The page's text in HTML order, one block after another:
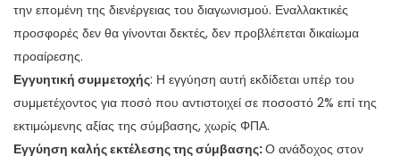
την επομένη της διενέργειας του διαγωνισμού. Εναλλακτικές
προσφορές δεν θα γίνονται δεκτές, δεν προβλέπεται δικαίωμα
προαίρεσης.
Εγγυητική συμμετοχής: Η εγγύηση αυτή εκδίδεται υπέρ του
συμμετέχοντος για ποσό που αντιστοιχεί σε ποσοστό 2% επί της
εκτιμώμενης αξίας της σύμβασης, χωρίς ΦΠΑ.
Εγγύηση καλής εκτέλεσης της σύμβασης:Ο ανάδοχος στον